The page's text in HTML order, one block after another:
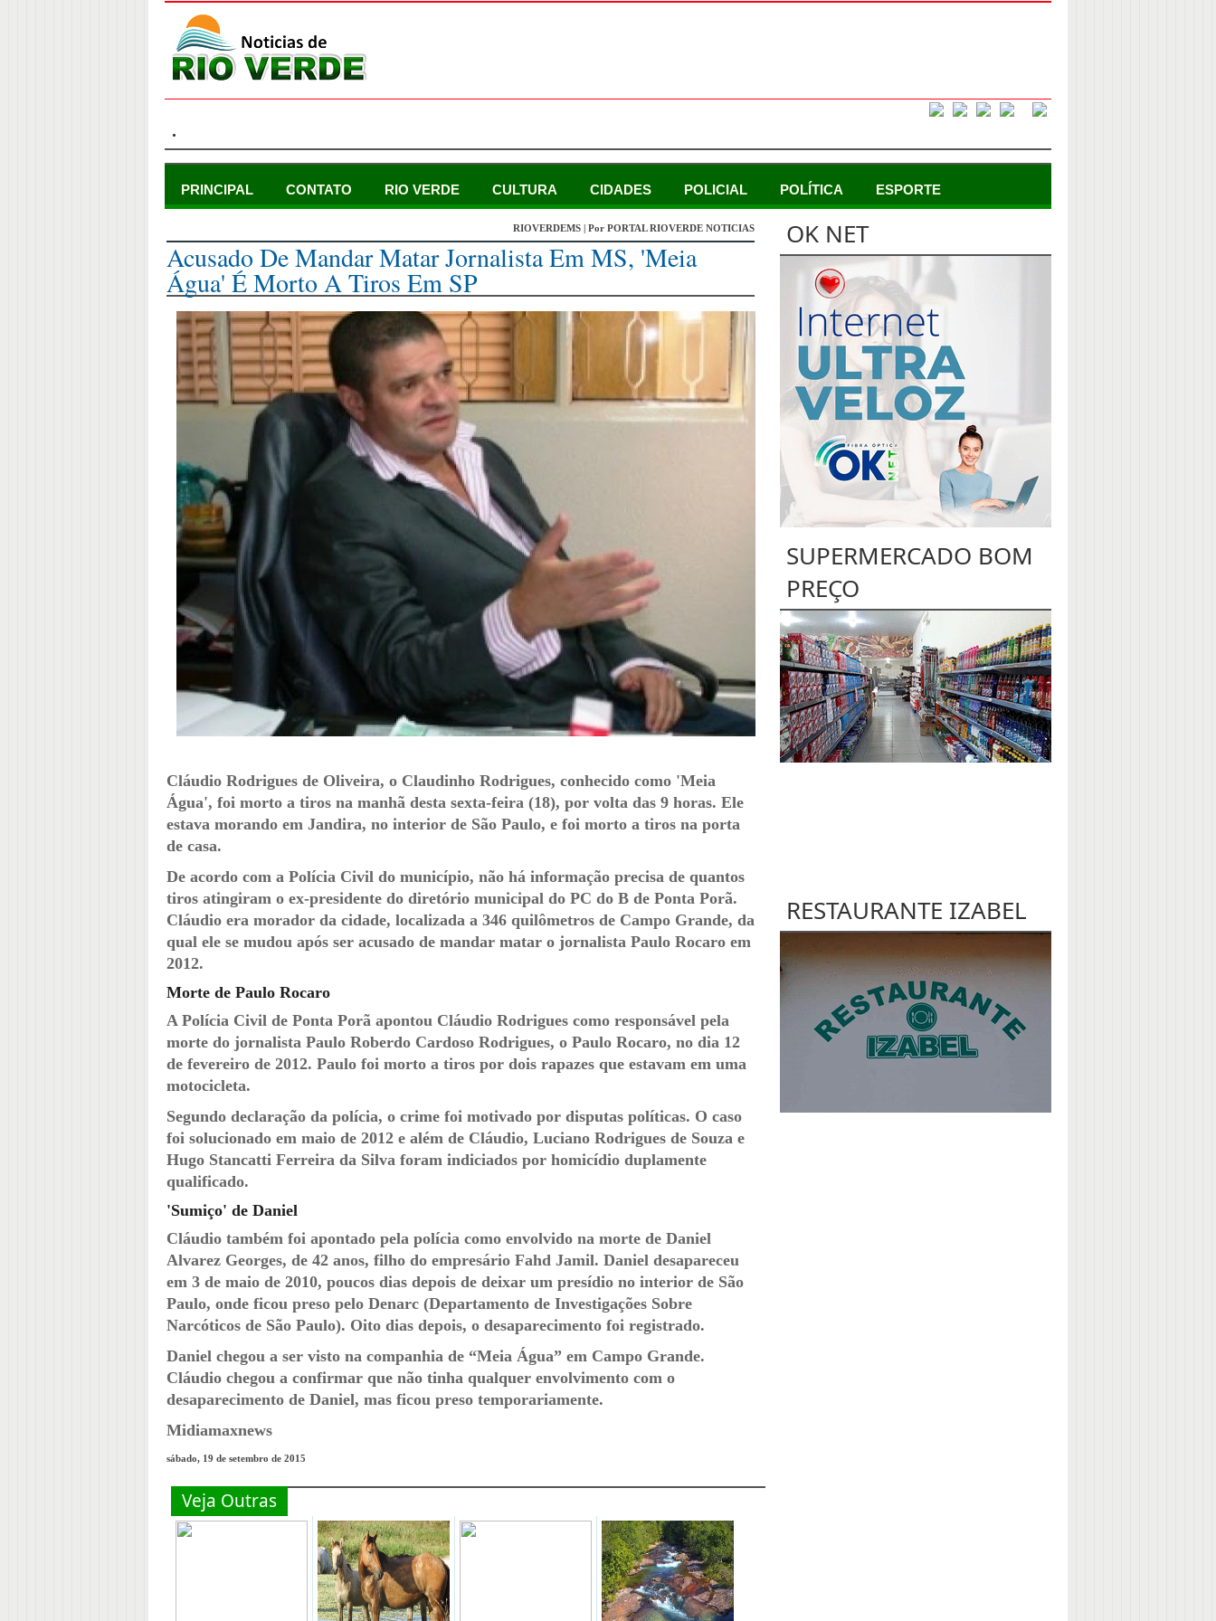
.
PRINCIPAL CONTATO RIO VERDE CULTURA CIDADES POLICIAL POLÍTICA ESPORTE
RIOVERDEMS | Por PORTAL RIOVERDE NOTICIAS
Acusado De Mandar Matar Jornalista Em MS, 'Meia
Água' É Morto A Tiros Em SP
Cláudio Rodrigues de Oliveira, o Claudinho Rodrigues, conhecido como 'Meia
Água', foi morto a tiros na manhã desta sexta-feira (18), por volta das 9 horas. Ele
estava morando em Jandira, no interior de São Paulo, e foi morto a tiros na porta
de casa.
De acordo com a Polícia Civil do município, não há informação precisa de quantos
tiros atingiram o ex-presidente do diretório municipal do PC do B de Ponta Porã.
Cláudio era morador da cidade, localizada a 346 quilômetros de Campo Grande, da
qual ele se mudou após ser acusado de mandar matar o jornalista Paulo Rocaro em
2012.
Morte de Paulo Rocaro
A Polícia Civil de Ponta Porã apontou Cláudio Rodrigues como responsável pela
morte do jornalista Paulo Roberdo Cardoso Rodrigues, o Paulo Rocaro, no dia 12
de fevereiro de 2012. Paulo foi morto a tiros por dois rapazes que estavam em uma
motocicleta.
Segundo declaração da polícia, o crime foi motivado por disputas políticas. O caso
foi solucionado em maio de 2012 e além de Cláudio, Luciano Rodrigues de Souza e
Hugo Stancatti Ferreira da Silva foram indiciados por homicídio duplamente
qualificado.
'Sumiço' de Daniel
Cláudio também foi apontado pela polícia como envolvido na morte de Daniel
Alvarez Georges, de 42 anos, filho do empresário Fahd Jamil. Daniel desapareceu
em 3 de maio de 2010, poucos dias depois de deixar um presídio no interior de São
Paulo, onde ficou preso pelo Denarc (Departamento de Investigações Sobre
Narcóticos de São Paulo). Oito dias depois, o desaparecimento foi registrado.
Daniel chegou a ser visto na companhia de “Meia Água” em Campo Grande.
Cláudio chegou a confirmar que não tinha qualquer envolvimento com o
desaparecimento de Daniel, mas ficou preso temporariamente.
Midiamaxnews
sábado, 19 de setembro de 2015
Veja Outras
OK NET
SUPERMERCADO BOM
PREÇO
RESTAURANTE IZABEL